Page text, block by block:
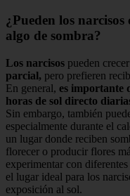
¿Pueden los narcisos
algo de sombra?
Los narcisos pueden crecer
parcial, pero prefieren
En general, es importante
horas de sol directo
Sin embargo, también
especialmente durante el
un lugar donde reciben
florecer o producir flores
experimentar con
el lugar ideal para los
exposición al sol.